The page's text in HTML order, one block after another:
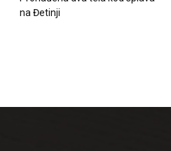
na Đetinji